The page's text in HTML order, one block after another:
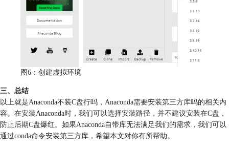
图6：创建虚拟环境
三、总结
以上就是Anaconda不装C盘行吗，Anaconda需要安装第三方库吗的相关内
容。在安装Anaconda时，我们可以选择安装路径，并不建议安装在C盘，
防止后期C盘爆红。如果Anaconda自带库无法满足我们的需求，我们可以
通过conda命令安装第三方库，希望本文对你有所帮助。